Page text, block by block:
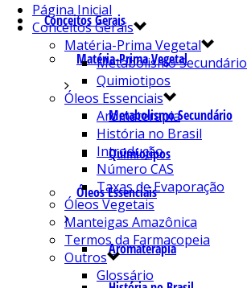
Conceitos Gerais
Matéria-Prima Vegetal
Metabolismo Secundário
Quimiotipos
Óleos Essenciais
Aromaterapia
Página Inicial
Conceitos Gerais
Matéria-Prima Vegetal
Metabolismo Secundário
Quimiotipos
Óleos Essenciais
Aromaterapia
História no Brasil
Introdução
Número CAS
Taxas de Evaporação
Óleos Vegetais
Manteigas Amazônica
Termos da Farmacopeia
Outros
Glossário